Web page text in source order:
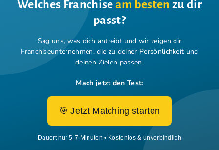
Welches Franchiseam besten zu dir
passt?
Sag uns, was dich antreibt und wir zeigen dir
Franchiseunternehmen, die zu deiner Persönlichkeit und
deinen Zielen passen.
Mach jetzt den Test:
🎯 Jetzt Matching starten
Dauert nur 5-7 Minuten • Kostenlos & unverbindlich